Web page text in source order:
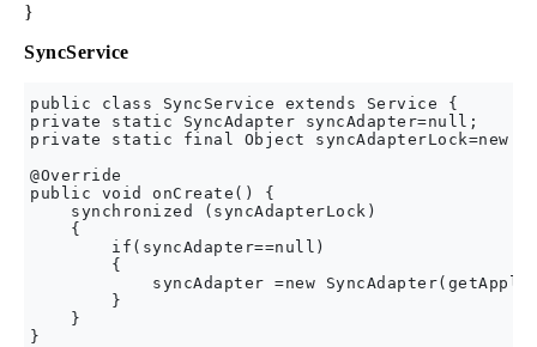
}
SyncService
public class SyncService extends Service {
private static SyncAdapter syncAdapter=null;
private static final Object syncAdapterLock=new
@Override
public void onCreate() {
    synchronized (syncAdapterLock)
    {
        if(syncAdapter==null)
        {
syncAdapter =new
        }
    }
}